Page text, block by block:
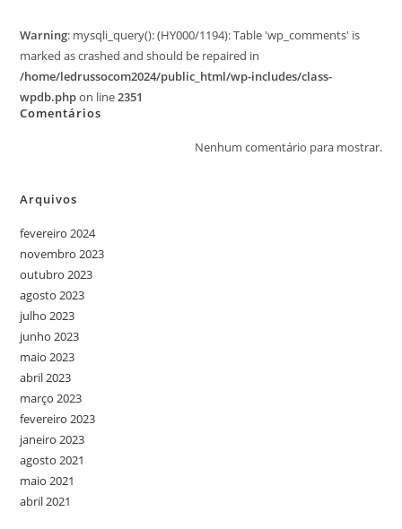
Warning: mysqli_query(): (HY000/1194): Table 'wp_comments' is
marked as crashed and should be repaired in
/home/ledrussocom2024/public_html/wp-includes/class-
wpdb.phpon line2351
Comentários
Nenhum comentário para mostrar.
Arquivos
fevereiro 2024
novembro 2023
outubro 2023
agosto 2023
julho 2023
junho 2023
maio 2023
abril 2023
março 2023
fevereiro 2023
janeiro 2023
agosto 2021
maio 2021
abril 2021